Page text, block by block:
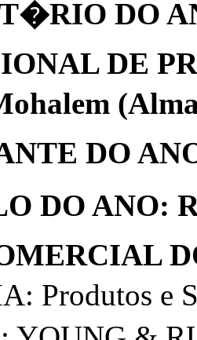
DO
DE
DO
DO ANO:
Produtos